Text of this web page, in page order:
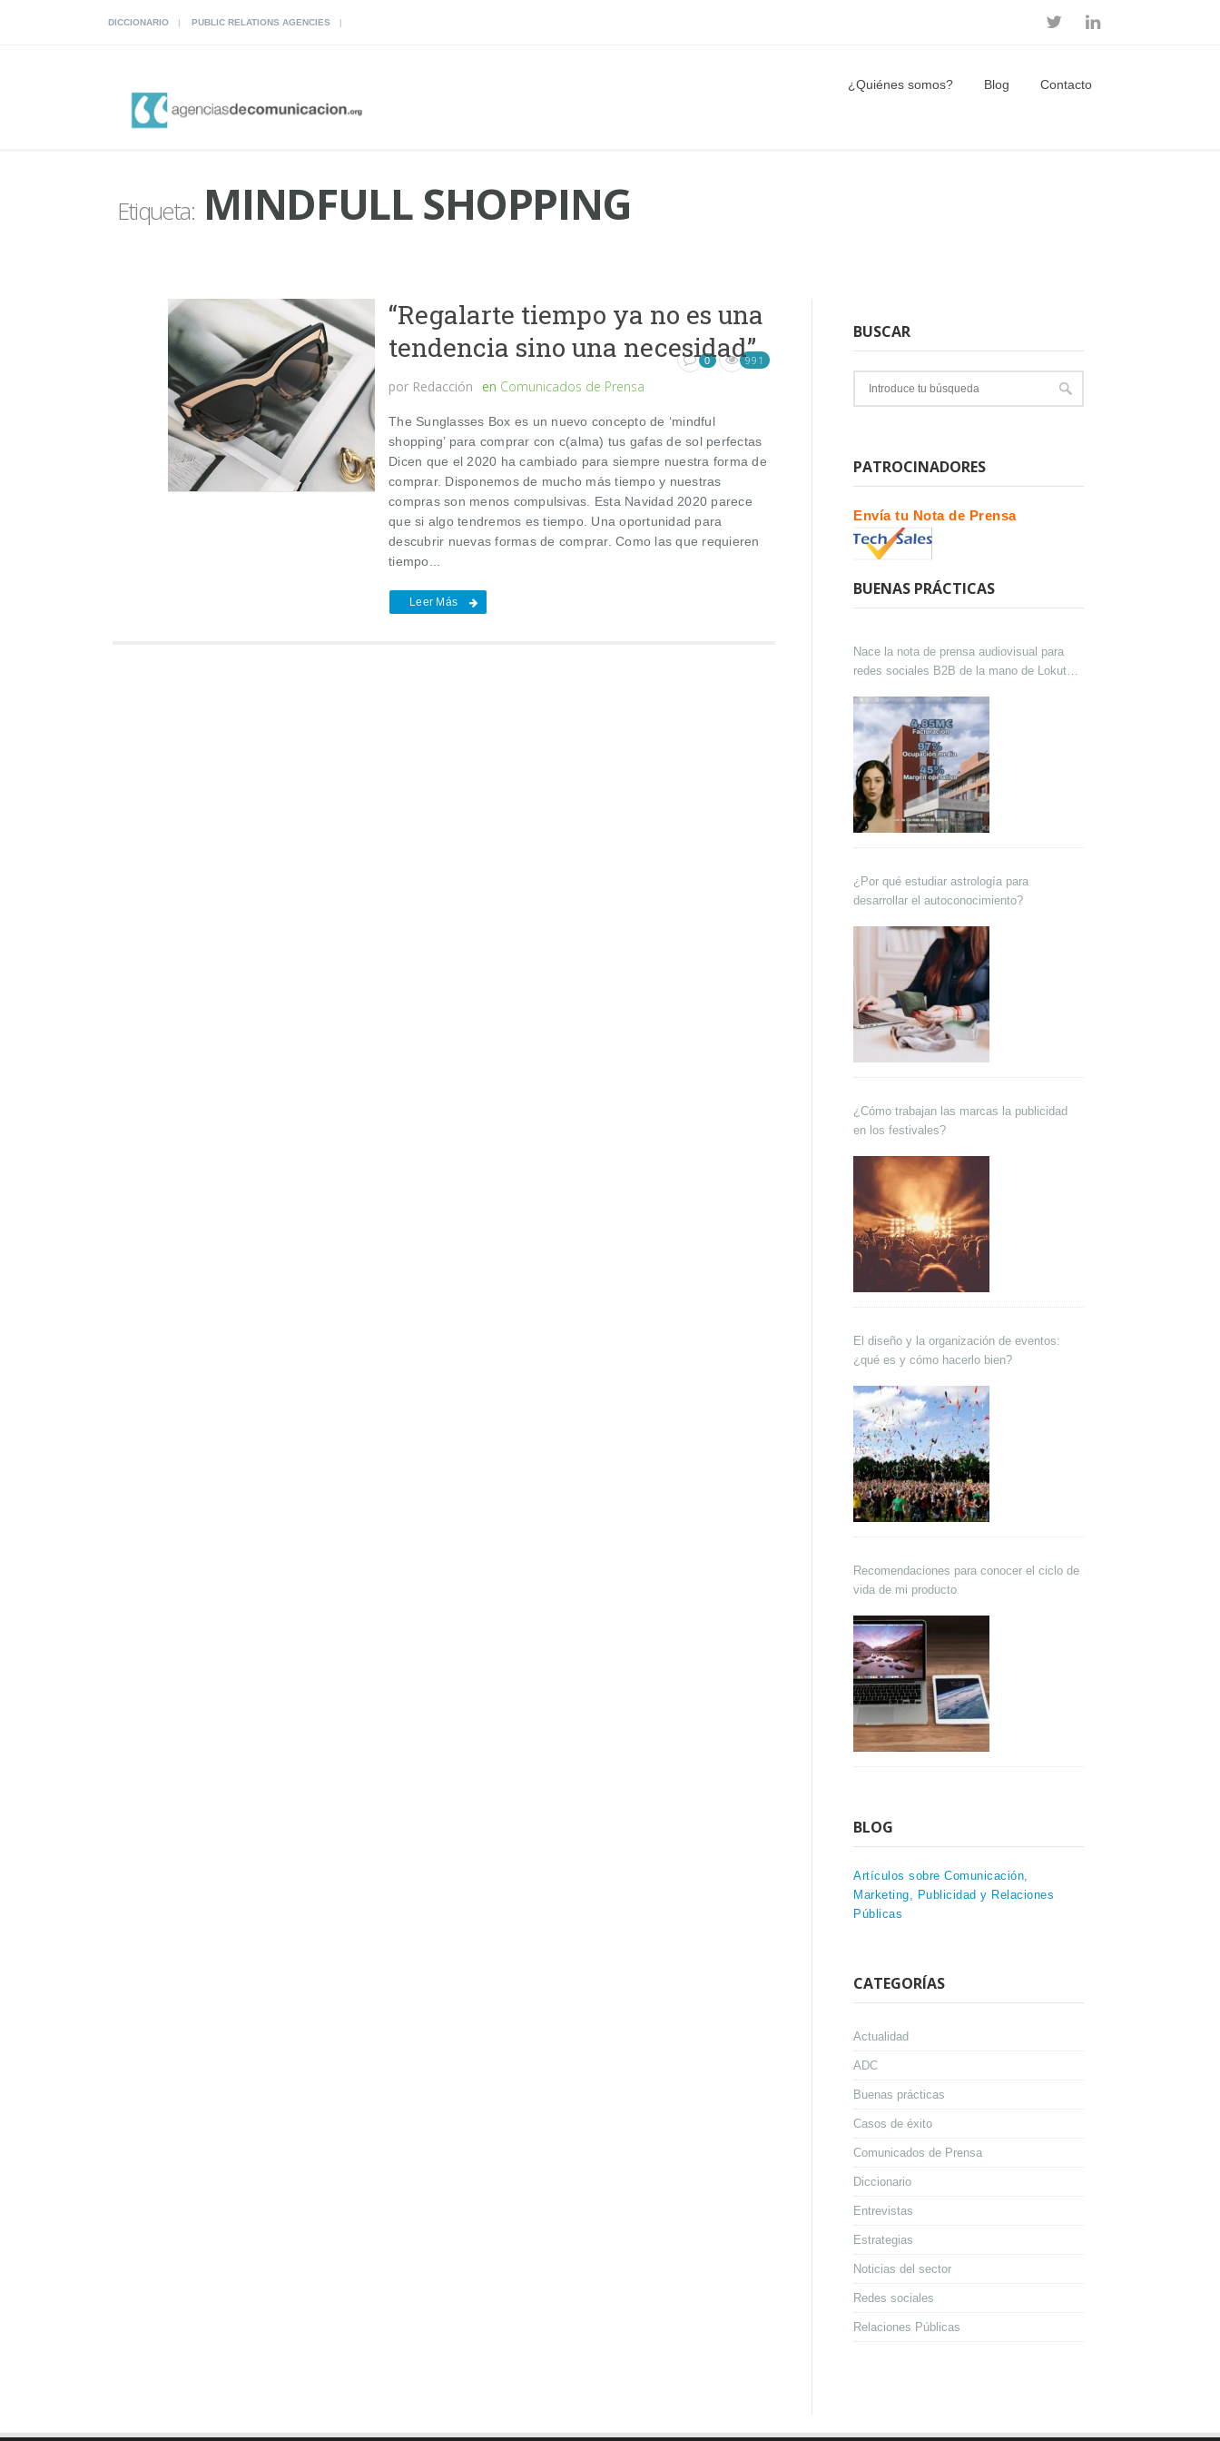
DICCIONARIO PUBLIC RELATIONS AGENCIES
¿Quiénes somos? Blog Contacto
Etiqueta:MINDFULL SHOPPING
“Regalarte tiempo ya no es una
tendencia sino una necesidad”
por Redacción en Comunicados de Prensa
0 991
The Sunglasses Box es un nuevo concepto de ‘mindful
shopping’ para comprar con c(alma) tus gafas de sol perfectas
Dicen que el 2020 ha cambiado para siempre nuestra forma de
comprar. Disponemos de mucho más tiempo y nuestras
compras son menos compulsivas. Esta Navidad 2020 parece
que si algo tendremos es tiempo. Una oportunidad para
descubrir nuevas formas de comprar. Como las que requieren
tiempo...
Leer Más
BUSCAR
PATROCINADORES
Envía tu Nota de Prensa
BUENAS PRÁCTICAS
Nace la nota de prensa audiovisual para
redes sociales B2B de la mano de Lokutor
¿Por qué estudiar astrología para
desarrollar el autoconocimiento?
¿Cómo trabajan las marcas la publicidad
en los festivales?
El diseño y la organización de eventos:
¿qué es y cómo hacerlo bien?
Recomendaciones para conocer el ciclo de
vida de mi producto
BLOG
Artículos sobre Comunicación,
Marketing, Publicidad y Relaciones
Públicas
CATEGORÍAS
Actualidad
ADC
Buenas prácticas
Casos de éxito
Comunicados de Prensa
Diccionario
Entrevistas
Estrategias
Noticias del sector
Redes sociales
Relaciones Públicas